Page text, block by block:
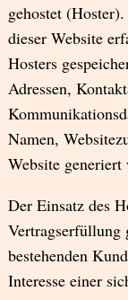
gehostet
dieser Website
Hosters
Adressen,
Namen,
Website generiert
Der Einsatz des
Vertragserfüllung
bestehenden
Interesse einer